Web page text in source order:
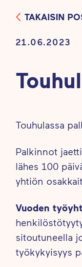
TAKAISIN
21.06.2023
Touhulassa
Palkinnot
lähes 100
yhtiön
Vuoden
sitoutuneella
työkykyisyys